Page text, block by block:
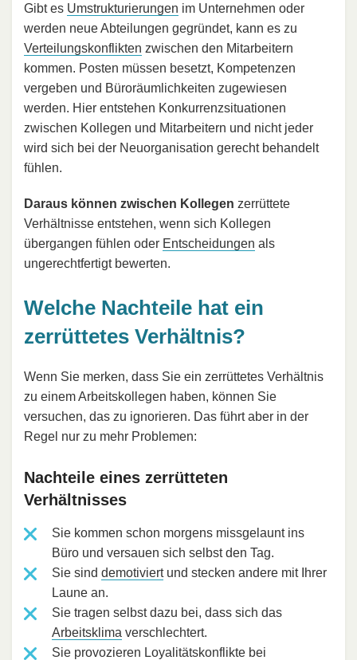
Gibt es Umstrukturierungen im Unternehmen oder
werden neue Abteilungen gegründet, kann es zu
Verteilungskonflikten zwischen den Mitarbeitern
kommen. Posten müssen besetzt, Kompetenzen
vergeben und Büroräumlichkeiten zugewiesen
werden. Hier entstehen Konkurrenzsituationen
zwischen Kollegen und Mitarbeitern und nicht jeder
wird sich bei der Neuorganisation gerecht behandelt
fühlen.
Daraus können zwischen Kollegen zerrüttete
Verhältnisse entstehen, wenn sich Kollegen
übergangen fühlen oder Entscheidungen als
ungerechtfertigt bewerten.
Welche Nachteile hat ein
zerrüttetes Verhältnis?
Wenn Sie merken, dass Sie ein zerrüttetes Verhältnis
zu einem Arbeitskollegen haben, können Sie
versuchen, das zu ignorieren. Das führt aber in der
Regel nur zu mehr Problemen:
Nachteile eines zerrütteten
Verhältnisses
Sie kommen schon morgens missgelaunt ins
Büro und versauen sich selbst den Tag.
Sie sind demotiviertund stecken andere mit Ihrer
Laune an.
Sie tragen selbst dazu bei, dass sich das
Arbeitsklima verschlechtert.
Sie provozieren Loyalitätskonflikte bei